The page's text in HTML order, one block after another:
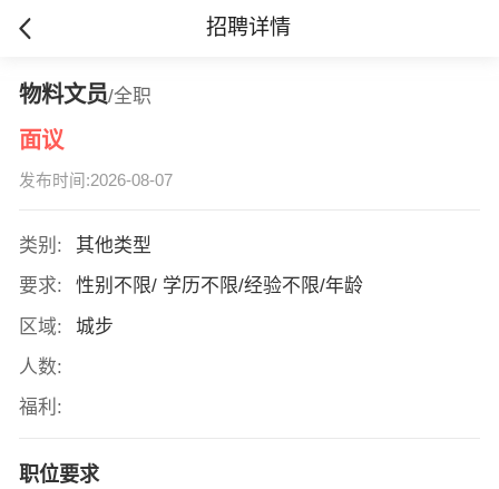
招聘详情
物料文员/全职
面议
发布时间:2026-08-07
类别:
其他类型
要求:
性别不限/ 学历不限/经验不限/年龄
区域:
城步
人数:
福利:
职位要求